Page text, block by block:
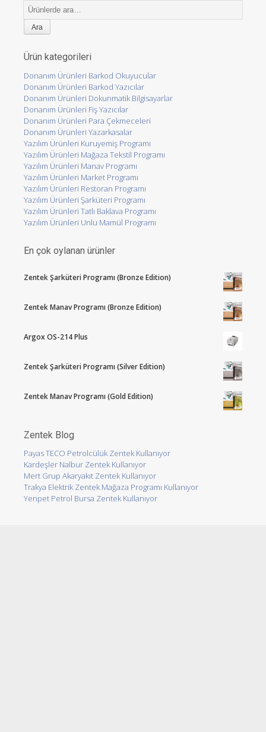
Ara:
Ürün kategorileri
Donanım Ürünleri Barkod Okuyucular
Donanım Ürünleri Barkod Yazıcılar
Donanım Ürünleri Dokunmatik Bilgisayarlar
Donanım Ürünleri Fiş Yazıcılar
Donanım Ürünleri Para Çekmeceleri
Donanım Ürünleri Yazarkasalar
Yazılım Ürünleri Kuruyemiş Programı
Yazılım Ürünleri Mağaza Tekstil Programı
Yazılım Ürünleri Manav Programı
Yazılım Ürünleri Market Programı
Yazılım Ürünleri Restoran Programı
Yazılım Ürünleri Şarküteri Programı
Yazılım Ürünleri Tatlı Baklava Programı
Yazılım Ürünleri Unlu Mamül Programı
En çok oylanan ürünler
Zentek Şarküteri Programı (Bronze Edition)
Zentek Manav Programı (Bronze Edition)
Argox OS-214 Plus
Zentek Şarküteri Programı (Silver Edition)
Zentek Manav Programı (Gold Edition)
Zentek Blog
Payas TECO Petrolcülük Zentek Kullanıyor
Kardeşler Nalbur Zentek Kullanıyor
Mert Grup Akaryakıt Zentek Kullanıyor
Trakya Elektrik Zentek Mağaza Programı Kullanıyor
Yenpet Petrol Bursa Zentek Kullanıyor